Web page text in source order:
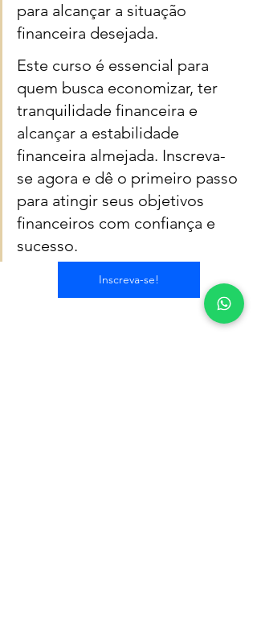
para alcançar a situação
financeira desejada.
Este curso é essencial para
quem busca economizar, ter
tranquilidade financeira e
alcançar a estabilidade
financeira almejada. Inscreva-
se agora e dê o primeiro passo
para atingir seus objetivos
financeiros com confiança e
sucesso.
Inscreva-se!